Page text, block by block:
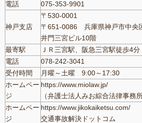
電話 075-353-9901
神戸支店
〒530-0001
〒651-0086 兵庫県神戸市中央
井門三宮ビル10階
最寄駅
ＪＲ三宮駅、阪急三宮駅徒歩4分
電話
078-242-3041
受付時間
月曜～土曜 9:00～17:30
ホームペー
ジ
https://www.miolaw.jp/
（弁護士法人みお綜合法律事務
ホームペー
ジ
https://www.jikokaiketsu.com/
交通事故解決ドットコム